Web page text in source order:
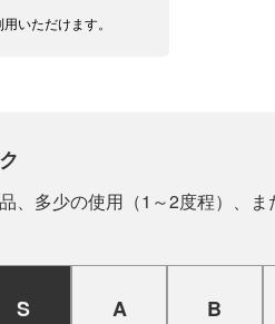
いただけます。
、多少の使用（1～2度程）、
S A B